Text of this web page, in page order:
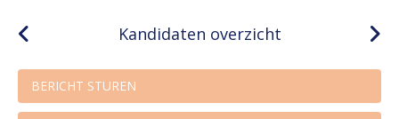
Kandidaten overzicht
BERICHT STUREN